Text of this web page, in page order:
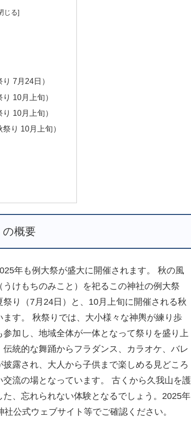
7月24日）
10月上旬）
10月上旬）
り 10月上旬）
概要
年も例大祭が盛大に開催されます。 秋の風
けもちのみこと）を祀るこの神社の例大祭
り（7月24日）と、10月上旬に開催される秋
す。 秋祭りでは、大小様々な神輿が練り歩
加し、地域全体が一体となって祭りを盛り上
統的な舞踊からフラダンス、カラオケ、バレ
露され、大人から子供まで楽しめる見どころ
流の場となっています。 古くから久我山を護
、忘れられない体験となるでしょう。2025年
公式ウェブサイト等でご確認ください。